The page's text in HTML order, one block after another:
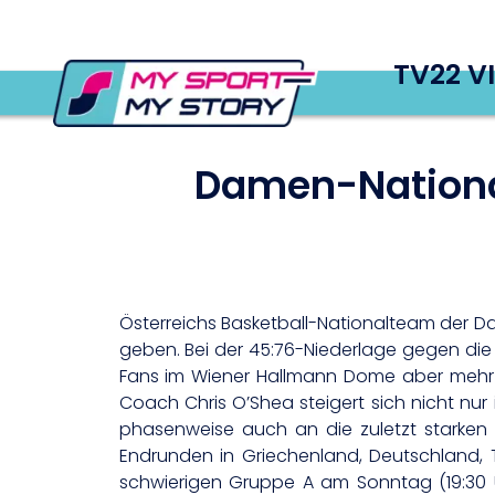
TV22
Damen-
Österreichs Basketball-Nationalteam der
geben. Bei der 45:76-Niederlage gegen
Fans im Wiener Hallmann Dome aber
Coach Chris O’Shea steigert sich nicht
phasenweise auch an die zuletzt
Endrunden in Griechenland,
schwierigen Gruppe A am Sonntag